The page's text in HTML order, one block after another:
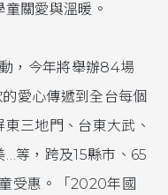
關愛與溫暖。
，今年將舉辦84場
愛心傳遞到全台每個
三地門、台東大武、
等，跨及15縣市、65
受惠。「2020年國